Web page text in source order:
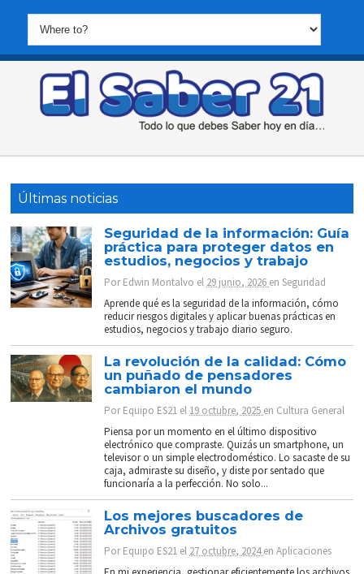
Últimas noticias
Seguridad de la información: Guía
práctica para proteger datos en
estudios, negocios y trabajo
PorEdwin Montalvo el 29 junio, 2026 enSeguridad
Aprende qué es la seguridad de la información, cómo
reducir riesgos digitales y aplicar buenas prácticas en
estudios, negocios y trabajo diario seguro.
La revolución de la calidad: Cómo
un puñado de pensadores
cambiaron el mundo
PorEquipo ES21 el 19 octubre, 2025 en Cultura General
Piensa por un momento en el último dispositivo
electrónico que compraste. Quizás un smartphone, un
televisor o un simple electrodoméstico. Lo sacaste de su
caja, admiraste su diseño, y diste por sentado que
funcionaría a la perfección. No solo...
Los mejores buscadores de
Archivos gratuitos
PorEquipo ES21 el 27 octubre, 2024enAplicaciones